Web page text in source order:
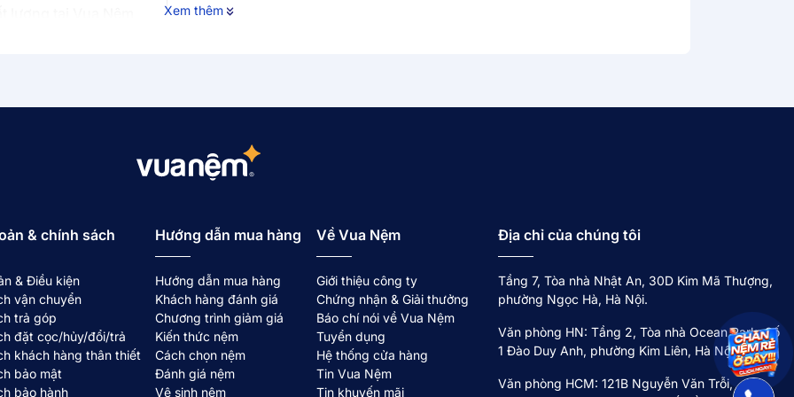
toàn cho nệm chính
hầm bí, nóng lưng
cho giường ngủ?
Xem thêm
& chính sách
& Điều kiện
vận chuyển
trả góp
đặt cọc/hủy/đổi/trả
khách hàng thân thiết
bảo mật
bảo hành
Hướng dẫn mua hàng
Hướng dẫn mua hàng
Khách hàng đánh giá
Chương trình giảm giá
Kiến thức nệm
Cách chọn nệm
Đánh giá nệm
Vệ sinh nệm
Về Vua Nệm
Giới thiệu công ty
Chứng nhận & Giải thưởng
Báo chí nói về Vua Nệm
Tuyển dụng
Hệ thống cửa hàng
Tin Vua Nệm
Tin khuyến mãi
Địa chỉ của chúng tôi
Tầng 7, Tòa nhà Nhật An, 30D Kim Mã Thượng,
phường Ngọc Hà, Hà Nội.
Văn phòng HN: Tầng 2, Tòa nhà Ocean Park, Số
1 Đào Duy Anh, phường Kim Liên, Hà Nội.
Văn phòng HCM: 121B Nguyễn Văn Trỗi,